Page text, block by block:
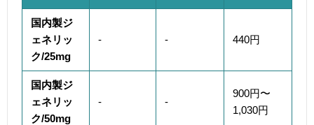
国内製ジ
ェネリッ
ク/25mg
- - 440円
国内製ジ
ェネリッ
ク/50mg
- -
900円〜
1,030円